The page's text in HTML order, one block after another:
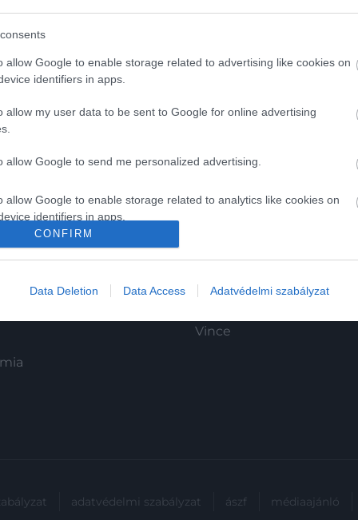
allow Google to enable storage related to advertising like cookies on
identifiers in apps.
allow my user data to be sent to Google for online advertising
allow Google to send me personalized advertising.
allow Google to enable storage related to analytics like cookies on
identifiers in apps.
allow Google to enable storage related to functionality of the website
allow Google to enable storage related to personalization.
allow Google to enable storage related to security, including
functionality and fraud prevention, and other user protection.
CONFIRM
Data Deletion Data Access Adatvédelmi szabályzat
szériája el is készült, a…
HG MEDIA
In
Vince
adatvédelmi szabályzat ászf médiaajánló